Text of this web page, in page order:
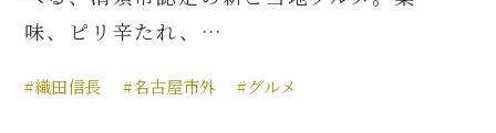
味、ピリ辛たれ、…
#織田信長 #名古屋市外 #グルメ